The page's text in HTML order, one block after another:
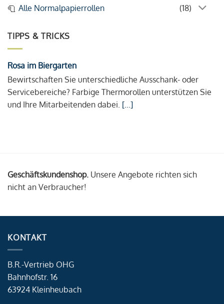
Alle Normalpapierrollen
(18)
TIPPS & TRICKS
Rosa im Biergarten
Bewirtschaften Sie unterschiedliche Ausschank- oder
Servicebereiche? Farbige Thermorollen unterstützen Sie
und Ihre Mitarbeitenden dabei. [...]
Geschäftskundenshop. Unsere Angebote richten sich
nicht an Verbraucher!
KONTAKT
B.R.-Vertrieb OHG
Bahnhofstr. 16
63924 Kleinheubach